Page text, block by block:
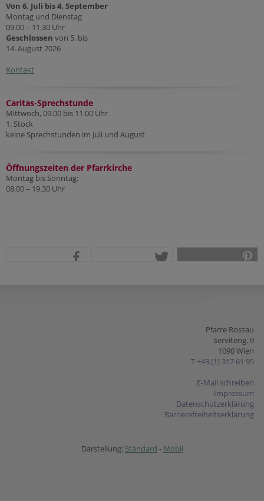
Von 6. Juli bis 4. September
Montag und Dienstag
09.00 – 11.30 Uhr
Geschlossen von 5. bis
14. August 2026
Kontakt
Caritas-Sprechstunde
Mittwoch, 09.00 bis 11.00 Uhr
1. Stock
keine Sprechstunden im Juli und August
Öffnungszeiten der Pfarrkirche
Montag bis Sonntag:
08.00 – 19.30 Uhr
Pfarre Rossau
Serviteng. 9
1090 Wien
T +43 (1) 317 61 95
E-Mail schreiben
Impressum
Datenschutzerklärung
Barrierefreiheitserklärung
Darstellung: Standard - Mobil